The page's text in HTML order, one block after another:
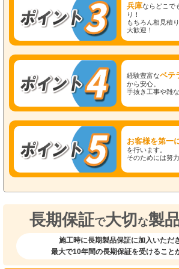
兵庫ならどこで
り！
もちろん相見積
大歓迎！
経験豊富なベテ
から安心。
手抜き工事や雑
お客様を第一
を行います。
そのためには努
長期保証で大切 な製
施工時に長期製品保証に加入いただ
最大で10年間の長期保証を受けること